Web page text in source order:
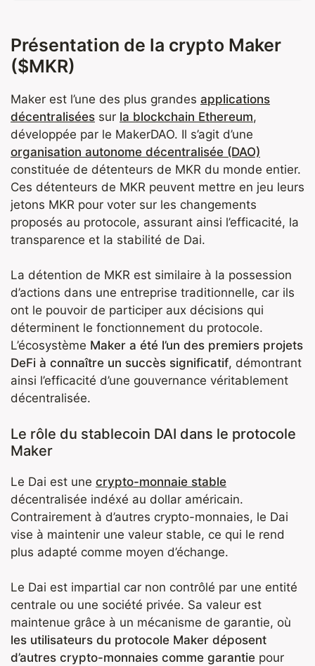
Présentation de la crypto Maker
($MKR)
Maker est l’une des plus grandes applications
décentralisées sur la blockchain Ethereum,
développée par le MakerDAO. Il s’agit d’une
organisation autonome décentralisée (DAO)
constituée de détenteurs de MKR du monde entier.
Ces détenteurs de MKR peuvent mettre en jeu leurs
jetons MKR pour voter sur les changements
proposés au protocole, assurant ainsi l’efficacité, la
transparence et la stabilité de Dai.
La détention de MKR est similaire à la possession
d’actions dans une entreprise traditionnelle, car ils
ont le pouvoir de participer aux décisions qui
déterminent le fonctionnement du protocole.
L’écosystème Maker a été l’un des premiers projets
DeFi à connaître un succès significatif, démontrant
ainsi l’efficacité d’une gouvernance véritablement
décentralisée.
Le rôle du stablecoin DAI dans le protocole
Maker
Le Dai est une crypto-monnaie stable
décentralisée indéxé au dollar américain.
Contrairement à d’autres crypto-monnaies, le Dai
vise à maintenir une valeur stable, ce qui le rend
plus adapté comme moyen d’échange.
Le Dai est impartial car non contrôlé par une entité
centrale ou une société privée. Sa valeur est
maintenue grâce à un mécanisme de garantie, où
les utilisateurs du protocole Maker déposent
d’autres crypto-monnaies comme garantie pour